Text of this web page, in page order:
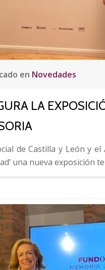
en Novedades
LA
de Castilla y León y
una nueva exposición